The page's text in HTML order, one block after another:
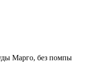
Марго, без помпы